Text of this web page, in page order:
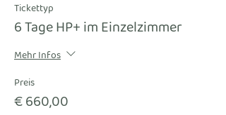
Tickettyp
6 Tage HP+ im Einzelzimmer
Mehr Infos
Preis
€ 660,00